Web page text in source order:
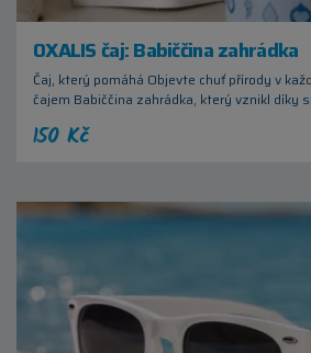
OXALIS čaj: Babiččina zahrádka
Čaj, který pomáhá Objevte chuť přírody v
čajem Babiččina zahrádka, který vznikl díky
150 Kč